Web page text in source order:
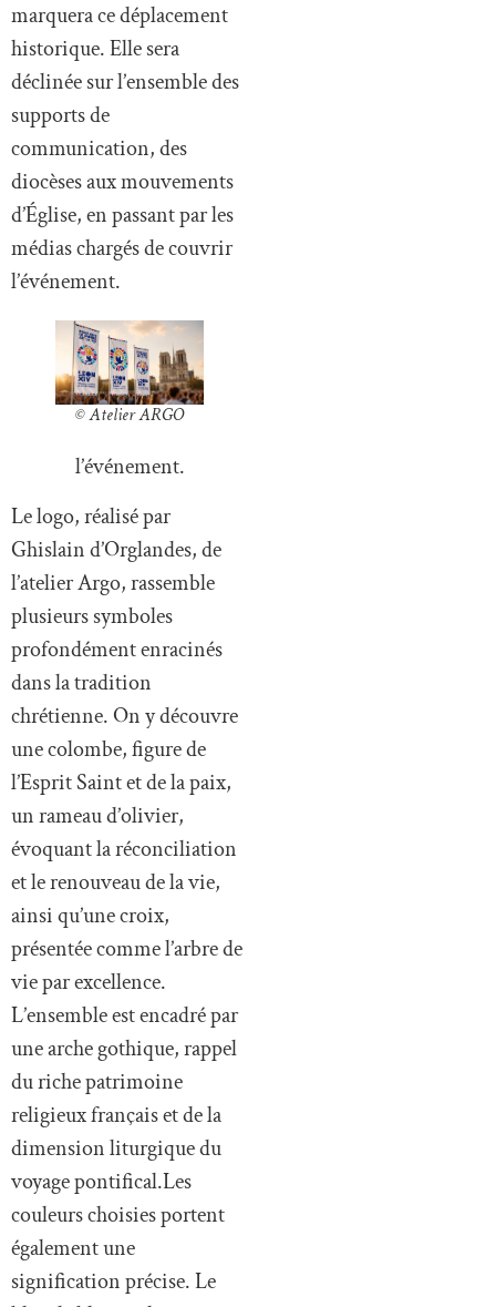
marquera ce déplacement
historique. Elle sera
déclinée sur l’ensemble des
supports de
communication, des
diocèses aux mouvements
d’Église, en passant par les
médias chargés de couvrir
l’événement.
© Atelier ARGO
l’événement.
Le logo, réalisé par
Ghislain d’Orglandes, de
l’atelier Argo, rassemble
plusieurs symboles
profondément enracinés
dans la tradition
chrétienne. On y découvre
une colombe, figure de
l’Esprit Saint et de la paix,
un rameau d’olivier,
évoquant la réconciliation
et le renouveau de la vie,
ainsi qu’une croix,
présentée comme l’arbre de
vie par excellence.
L’ensemble est encadré par
une arche gothique, rappel
du riche patrimoine
religieux français et de la
dimension liturgique du
voyage pontifical.Les
couleurs choisies portent
également une
signification précise. Le